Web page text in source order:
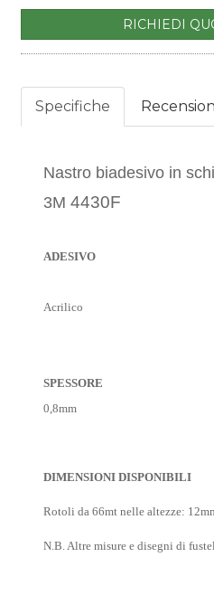
RICHIEDI
Specifiche
Nastro biadesivo in
3M 4430F
ADESIVO
Acrilico
SPESSORE
0,8mm
DIMENSIONI DISPONIBILI
Rotoli da 66mt nelle altezze: 12
N.B. Altre misure e disegni di